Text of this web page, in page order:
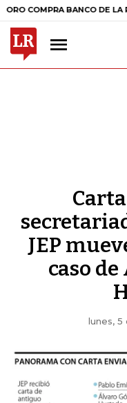
BANCO DE LA
JEP
caso
lunes,